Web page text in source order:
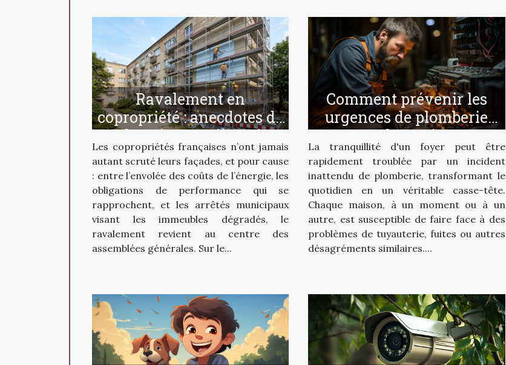
Ravalement en
copropriété : anecdotes de
chantiers et pièges à
éviter
Les copropriétés françaises n’ont jamais
autant scruté leurs façades, et pour cause
: entre l’envolée des coûts de l’énergie, les
obligations de performance qui se
rapprochent, et les arrêtés municipaux
visant les immeubles dégradés, le
ravalement revient au centre des
assemblées générales. Sur le...
Comment prévenir les
urgences de plomberie
chez soi
La tranquillité d'un foyer peut être
rapidement troublée par un incident
inattendu de plomberie, transformant le
quotidien en un véritable casse-tête.
Chaque maison, à un moment ou à un
autre, est susceptible de faire face à des
problèmes de tuyauterie, fuites ou autres
désagréments similaires....